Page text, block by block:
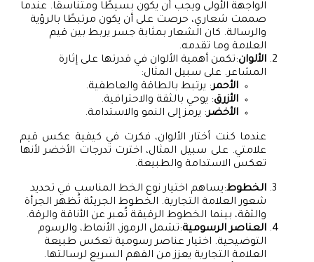
الواجهة الأولى ويجب أن يكون بسيطًا ومتناسقًا. عندما
صممت شعاري، حرصت على أن يكون مرتبطًا بالرؤية
والرسالة. كان الشعار بمثابة جسر يربط بين قيم
العلامة وما تقدمه.
الألوان:تكمن أهمية الألوان في قدرتها على إثارة
المشاعر. على سبيل المثال:
الأحمر: يرتبط بالطاقة والعاطفية.
الأزرق: يوحي بالثقة والاحترافية.
الأخضر: يرمز إلى النمو والاستدامة.
عندما كنت أختار الألوان، فكرت في كيفية عكس قيم
علامتي. على سبيل المثال، اخترت تدرجات الأخضر لأنها
تعكس الاستدامة والطبيعة.
الخطوط:يساهم اختيار نوع الخط المناسب في تحديد
شعور العلامة التجارية. الخطوط الجريئة تُظهر الجرأة
والثقة، بينما الخطوط الرقيقة تُعبر عن الأناقة والرقة.
العناصر الرسومية:تشمل الرموز، الأنماط، والرسوم
التوضيحية. اختيار عناصر رسومية تعكس طبيعة
العلامة التجارية يعزز من الفهم السريع لرسالتها.